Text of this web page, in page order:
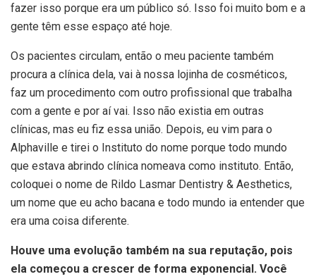
fazer isso porque era um público só. Isso foi muito bom e a
gente têm esse espaço até hoje.
Os pacientes circulam, então o meu paciente também
procura a clínica dela, vai à nossa lojinha de cosméticos,
faz um procedimento com outro profissional que trabalha
com a gente e por aí vai. Isso não existia em outras
clínicas, mas eu fiz essa união. Depois, eu vim para o
Alphaville e tirei o Instituto do nome porque todo mundo
que estava abrindo clínica nomeava como instituto. Então,
coloquei o nome de Rildo Lasmar Dentistry & Aesthetics,
um nome que eu acho bacana e todo mundo ia entender que
era uma coisa diferente.
Houve uma evolução também na sua reputação, pois
ela começou a crescer de forma exponencial. Você